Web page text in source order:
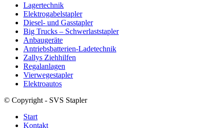
Lagertechnik
Elektrogabelstapler
Diesel- und Gasstapler
Big Trucks – Schwerlaststapler
Anbaugeräte
Antriebsbatterien-Ladetechnik
Zallys Ziehhilfen
Regalanlagen
Vierwegestapler
Elektroautos
© Copyright - SVS Stapler
Start
Kontakt